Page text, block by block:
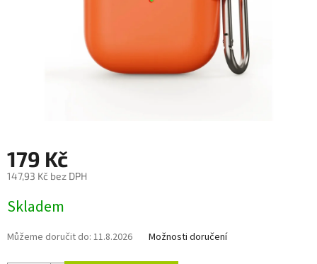
179 Kč
147,93 Kč bez DPH
cena:
Skladem
Můžeme doručit do: 11.8.2026 Možnosti doručení